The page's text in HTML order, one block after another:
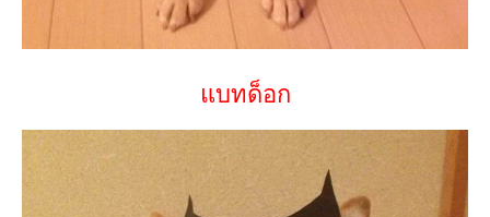
แบทด็อก